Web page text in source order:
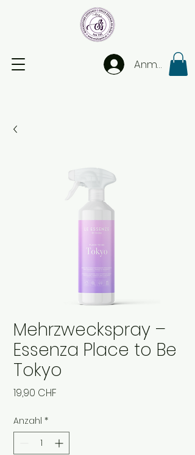
Anmelden
Mehrzweckspray –
Essenza Place to Be
Tokyo
19,90 CHF
Anzahl *